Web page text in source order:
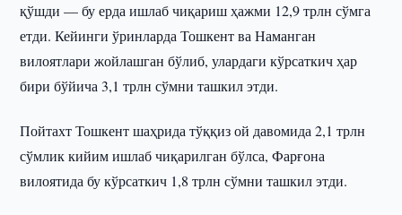
қўшди — бу ерда ишлаб чиқариш ҳажми 12,9 трлн сўмга
етди. Кейинги ўринларда Тошкент ва Наманган
вилоятлари жойлашган бўлиб, улардаги кўрсаткич ҳар
бири бўйича 3,1 трлн сўмни ташкил этди.
Пойтахт Тошкент шаҳрида тўққиз ой давомида 2,1 трлн
сўмлик кийим ишлаб чиқарилган бўлса, Фарғона
вилоятида бу кўрсаткич 1,8 трлн сўмни ташкил этди.